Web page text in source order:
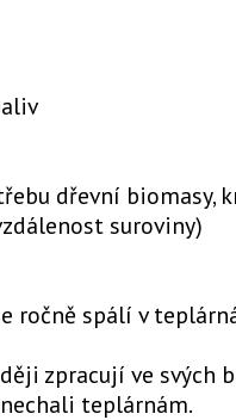
dřevní biomasy,
suroviny)
ročně spálí v
zpracují ve svých
teplárnám.